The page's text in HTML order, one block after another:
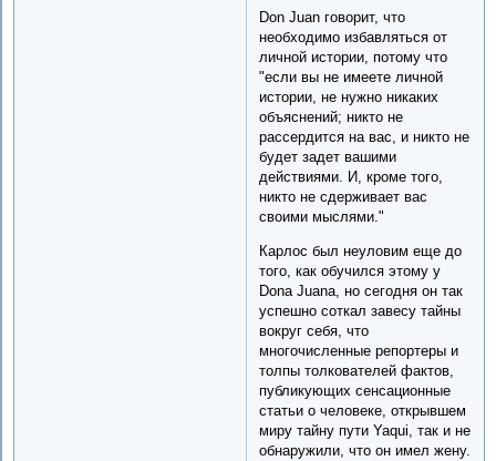
Don Juan говорит, что
необходимо избавляться от
личной истории, потому что
"если вы не имеете личной
истории, не нужно никаких
объяснений; никто не
рассердится на вас, и никто не
будет задет вашими
действиями. И, кроме того,
никто не сдерживает вас
своими мыслями."
Карлос был неуловим еще до
того, как обучился этому у
Donа Juanа, но сегодня он так
успешно соткал завесу тайны
вокруг себя, что
многочисленные репортеры и
толпы толкователей фактов,
публикующих сенсационные
статьи о человеке, открывшем
миру тайну пути Yaqui, так и не
обнаружили, что он имел жену.